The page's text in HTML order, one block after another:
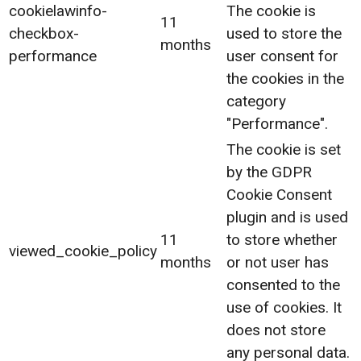
cookielawinfo-
checkbox-
performance
11
months
The cookie is
used to store the
user consent for
the cookies in the
category
"Performance".
viewed_cookie_policy
11
months
The cookie is set
by the GDPR
Cookie Consent
plugin and is used
to store whether
or not user has
consented to the
use of cookies. It
does not store
any personal data.